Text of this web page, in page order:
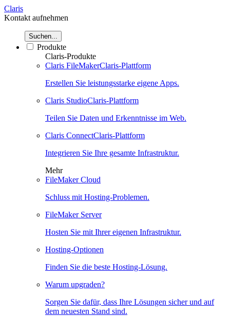
Claris
Kontakt aufnehmen
Suchen...
Produkte
Claris-Produkte
Claris FileMakerClaris-Plattform
Erstellen Sie leistungsstarke eigene Apps.
Claris StudioClaris-Plattform
Teilen Sie Daten und Erkenntnisse im Web.
Claris ConnectClaris-Plattform
Integrieren Sie Ihre gesamte Infrastruktur.
Mehr
FileMaker Cloud
Schluss mit Hosting-Problemen.
FileMaker Server
Hosten Sie mit Ihrer eigenen Infrastruktur.
Hosting-Optionen
Finden Sie die beste Hosting-Lösung.
Warum upgraden?
Sorgen Sie dafür, dass Ihre Lösungen sicher und auf
dem neuesten Stand sind.